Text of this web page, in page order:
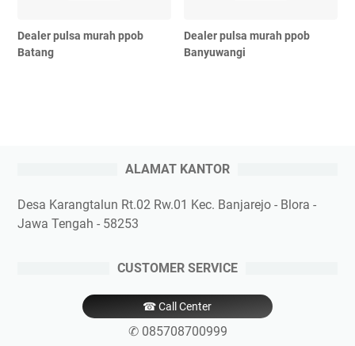
Dealer pulsa murah ppob
Batang
Dealer pulsa murah ppob
Banyuwangi
ALAMAT KANTOR
Desa Karangtalun Rt.02 Rw.01 Kec. Banjarejo - Blora -
Jawa Tengah - 58253
CUSTOMER SERVICE
☎ Call Center
✆ 085708700999